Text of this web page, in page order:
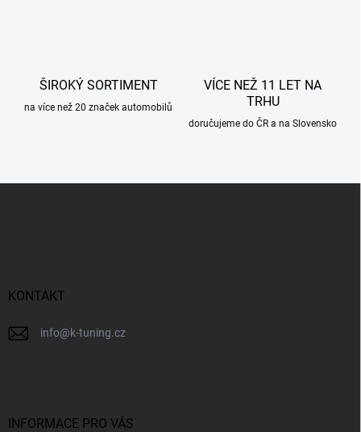
ŠIROKÝ SORTIMENT
na více než 20 značek automobilů
VÍCE NEŽ 11 LET NA
TRHU
doručujeme do ČR a na Slovensko
KONTAKT
info@k-tuning.cz
INFORMACE PRO VÁS